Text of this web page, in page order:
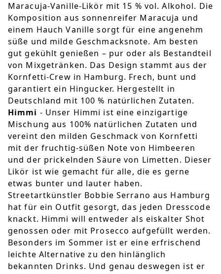
Maracuja-Vanille-Likör mit 15 % vol. Alkohol. Die
Komposition aus sonnenreifer Maracuja und
einem Hauch Vanille sorgt für eine angenehm
süße und milde Geschmacksnote. Am besten
gut gekühlt genießen – pur oder als Bestandteil
von Mixgetränken. Das Design stammt aus der
Kornfetti-Crew in Hamburg. Frech, bunt und
garantiert ein Hingucker. Hergestellt in
Deutschland mit 100 % natürlichen Zutaten.
Himmi - Unser Himmi ist eine einzigartige
Mischung aus 100% natürlichen Zutaten und
vereint den milden Geschmack von Kornfetti
mit der fruchtig-süßen Note von Himbeeren
und der prickelnden Säure von Limetten. Dieser
Likör ist wie gemacht für alle, die es gerne
etwas bunter und lauter haben.
Streetartkünstler Bobbie Serrano aus Hamburg
hat für ein Outfit gesorgt, das jeden Dresscode
knackt. Himmi will entweder als eiskalter Shot
genossen oder mit Prosecco aufgefüllt werden.
Besonders im Sommer ist er eine erfrischend
leichte Alternative zu den hinlänglich
bekannten Drinks. Und genau deswegen ist er